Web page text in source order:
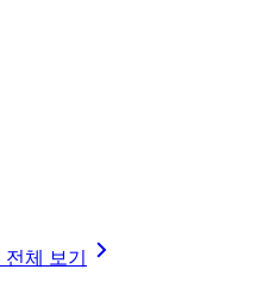
전체 보기